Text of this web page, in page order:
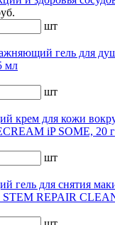
шт
гель для
мл
шт
крем для кожи
iP SOME, 20 г
шт
гель для снятия
STEM REPAIR